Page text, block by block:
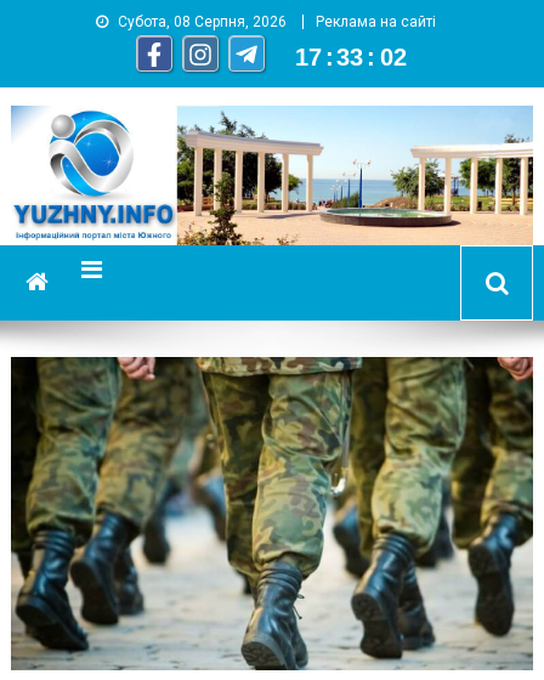
Субота, 08 Серпня, 2026 Реклама на сайті
17 :33 : 03
YUZHNY.INFO
информационный портал города Южный